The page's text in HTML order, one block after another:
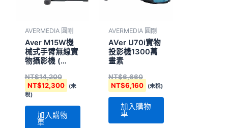
AVERMEDIA 圓剛
Aver M15W機
械式手臂無線實
物攝影機 (
NT$14,200
NT$12,300
(未
稅)
加入購物
車
AVERMEDIA 圓剛
AVer U70i實物
投影機1300萬
畫素
NT$6,660
NT$6,160 (未稅)
加入購物
車